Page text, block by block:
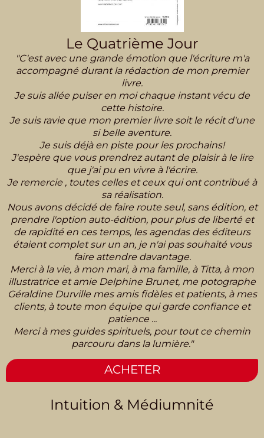
Le Quatrième Jour
"C'est avec une grande émotion que l'écriture m'a
accompagné durant la rédaction de mon premier
livre.
Je suis allée puiser en moi chaque instant vécu de
cette histoire.
Je suis ravie que mon premier livre soit le récit d'une
si belle aventure.
Je suis déjà en piste pour les prochains!
J'espère que vous prendrez autant de plaisir à le lire
que j'ai pu en vivre à l'écrire.
Je remercie , toutes celles et ceux qui ont contribué à
sa réalisation.
Nous avons décidé de faire route seul, sans édition, et
prendre l'option auto-édition, pour plus de liberté et
de rapidité en ces temps, les agendas des éditeurs
étaient complet sur un an, je n'ai pas souhaité vous
faire attendre davantage.
Merci à la vie, à mon mari, à ma famille, à Titta, à mon
illustratrice et amie Delphine Brunet, me potographe
Géraldine Durville mes amis fidèles et patients, à mes
clients, à toute mon équipe qui garde confiance et
patience ...
Merci à mes guides spirituels, pour tout ce chemin
parcouru dans la lumière."
ACHETER
Intuition & Médiumnité